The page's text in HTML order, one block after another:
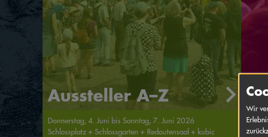
Aussteller A–Z
Donnerstag, 4. Juni bis Sonntag, 7. Juni 2026
Schlossplatz + Schlossgarten + Redoutensaal + kubic
Wir